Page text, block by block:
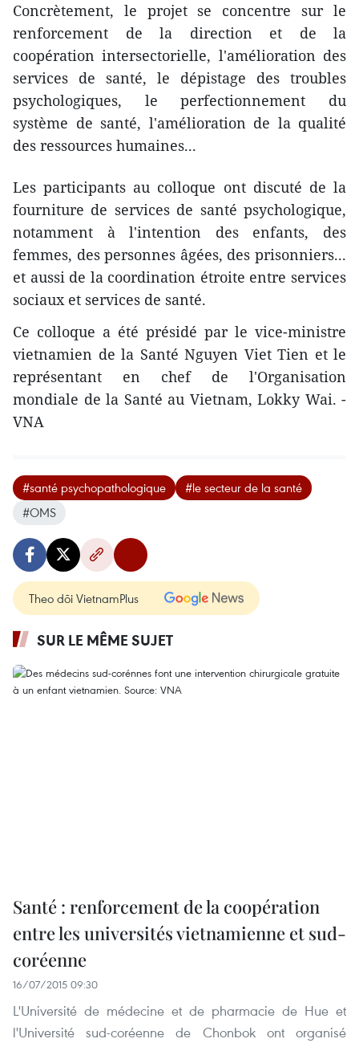
Concrètement, le projet se concentre sur le
renforcement de la direction et de ​la
coopération intersectorielle, l'amélioration des
services de santé, le dépistage des troubles
psychologiques, le perfectionnement du
système de santé, l'amélioration de la qualité
des ressources humaines...
Les participants au colloque ont discuté de la
fourniture ​de services de santé psychologique,
notamment à l'intention des enfants, des
femmes, des personnes âgées, des prisonniers...
et aussi de la coordination étroite entre services
sociaux et services de santé.
​Ce colloque a été présidé par le vice-ministre
vietnamien de la Santé Nguyen Viet Tien et le
représentant en chef de l'Organisation
mondiale de la Santé au Vietnam, Lokky Wai. -
VNA
#santé psychopathologique
#le secteur de la santé
#OMS
Theo dõi VietnamPlus
SUR LE MÊME SUJET
Santé : renforcement de la coopération
entre les universités vietnamienne et sud-
coréenne
16/07/2015 09:30
L'Université de médecine et de pharmacie de Hue et
l'Université sud-coréenne de Chonbok ont organisé